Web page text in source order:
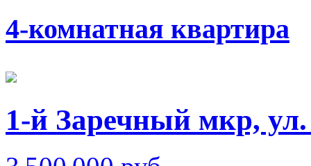
4-комнатная квартира
1-й Заречный мкр,